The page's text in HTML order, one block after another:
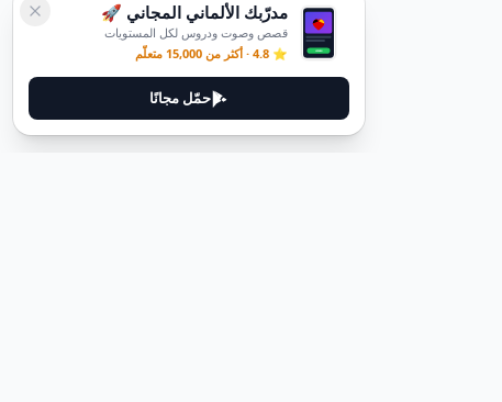
مدرّبك الألماني المجاني 🚀
قصص وصوت ودروس لكل المستويات
⭐ 4.8 · أكثر من 15,000 متعلّم
حمّل مجانًا